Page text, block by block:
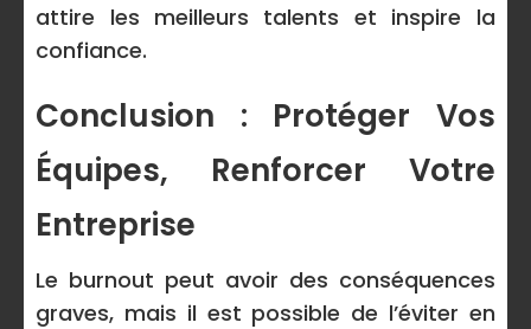
attire les meilleurs talents et inspire la
confiance.
Conclusion : Protéger Vos
Équipes, Renforcer Votre
Entreprise
Le burnout peut avoir des conséquences
graves, mais il est possible de l’éviter en